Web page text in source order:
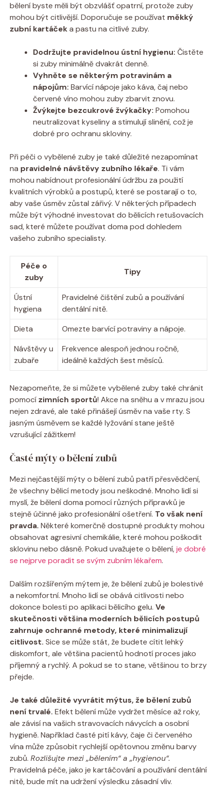
bělení byste měli být obzvlášť opatrní, protože zuby
mohou být citlivější. Doporučuje se používat měkký
zubní kartáčeka pastu na citlivé zuby.
Dodržujte pravidelnou ústní hygienu: Čistěte
si zuby minimálně dvakrát denně.
Vyhněte se některým potravinám a
nápojům: Barvící nápoje jako káva, čaj nebo
červené víno mohou zuby zbarvit znovu.
Žvýkejte bezcukrové žvýkačky: Pomohou
neutralizovat kyseliny a stimulují slinění, což je
dobré pro ochranu skloviny.
Při péči o vybělené zuby je také důležité nezapomínat
na pravidelné návštěvy zubního lékaře. Ti vám
mohou nabídnout profesionální údržbu za použití
kvalitních výrobků a postupů, které se postarají o to,
aby vaše úsměv zůstal zářivý. V některých případech
může být výhodné investovat do bělicích retušovacích
sad, které můžete používat doma pod dohledem
vašeho zubního specialisty.
Péče o
zuby
Tipy
Ústní
hygiena
Pravidelné čištění zubů a používání
dentální nitě.
Dieta
Omezte barvící potraviny a nápoje.
Návštěvy u
zubaře
Frekvence alespoň jednou ročně,
ideálně každých šest měsíců.
Nezapomeňte, že si můžete vybělené zuby také chránit
pomocí zimních sportů! Akce na sněhu a v mrazu jsou
nejen zdravé, ale také přinášejí úsměv na vaše rty. S
jasným úsměvem se každé lyžování stane ještě
vzrušující zážitkem!
Časté mýty o bělení zubů
Mezi nejčastější mýty o bělení zubů patří přesvědčení,
že všechny bělicí metody jsou neškodné. Mnoho lidí si
myslí, že bělení doma pomocí různých přípravků je
stejně účinné jako profesionální ošetření. To však není
pravda. Některé komerčně dostupné produkty mohou
obsahovat agresivní chemikálie, které mohou poškodit
sklovinu nebo dásně. Pokud uvažujete o bělení,je dobré
se nejprve poradit se svým zubním lékařem.
Dalším rozšířeným mýtem je, že bělení zubů je bolestivé
a nekomfortní. Mnoho lidí se obává citlivosti nebo
dokonce bolesti po aplikaci bělicího gelu. Ve
skutečnosti většina moderních bělicích postupů
zahrnuje ochranné metody, které minimalizují
citlivost. Sice se může stát, že budete cítit lehký
diskomfort, ale většina pacientů hodnotí proces jako
příjemný a rychlý. A pokud se to stane, většinou to brzy
přejde.
Je také důležité vyvrátit mýtus, že bělení zubů
není trvalé. Efekt bělení může vydržet měsíce až roky,
ale závisí na vašich stravovacích návycích a osobní
hygieně. Například časté pití kávy, čaje či červeného
vína může způsobit rychlejší opětovnou změnu barvy
zubů. Rozlišujte mezi „bělením“ a „hygienou“.
Pravidelná péče, jako je kartáčování a používání dentální
nitě, bude mít na udržení výsledku zásadní vliv.